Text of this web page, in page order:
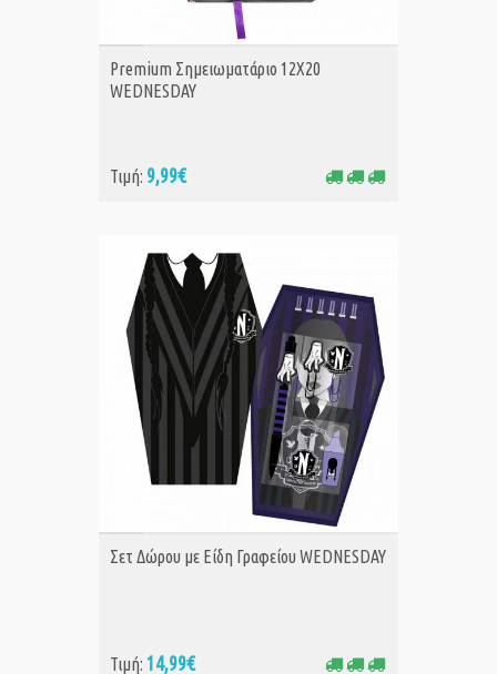
ΑΓΟΡΑ
Premium Σημειωματάριο 12Χ20
WEDNESDAY
Τιμή: 9,99€
ΑΓΟΡΑ
Σετ Δώρου με Είδη Γραφείου WEDNESDAY
Τιμή: 14,99€